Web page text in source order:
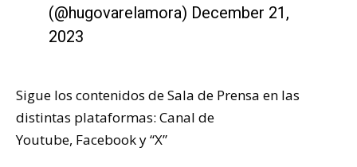
(@hugovarelamora) December 21,
2023
Sigue los contenidos deSala de Prensa en las
distintas plataformas: Canal de
Youtube, Facebooky“X”